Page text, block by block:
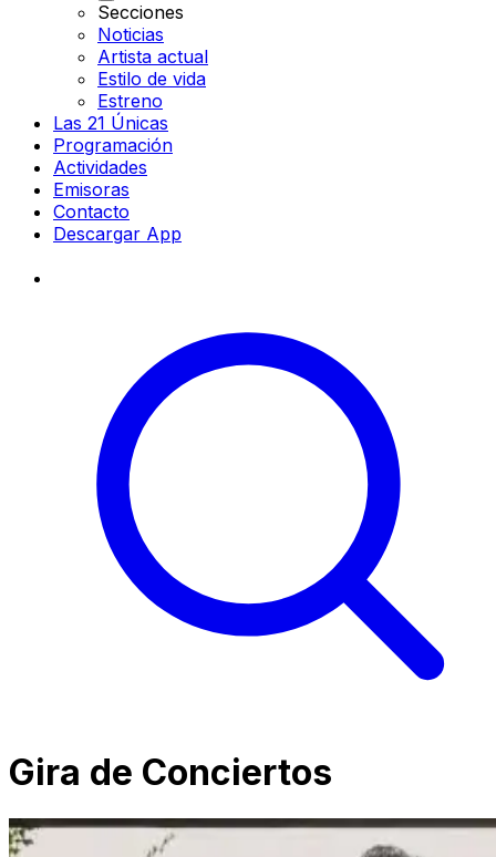
Secciones
Noticias
Artista actual
Estilo de vida
Estreno
Las 21 Únicas
Programación
Actividades
Emisoras
Contacto
Descargar App
Gira de Conciertos